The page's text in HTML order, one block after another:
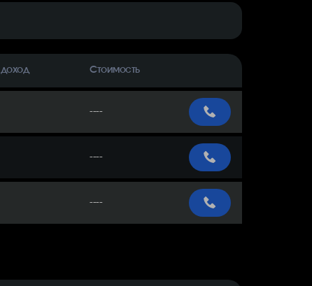
Стоимость
----
----
----